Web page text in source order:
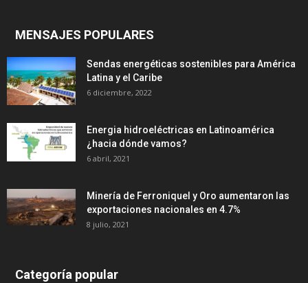
MENSAJES POPULARES
Sendas energéticas sostenibles para América
Latina y el Caribe
6 diciembre, 2022
Energia hidroeléctricas en Latinoamérica
¿hacia dónde vamos?
6 abril, 2021
Minería de Ferroniquel y Oro aumentaron las
exportaciones nacionales en 4.7%
8 julio, 2021
Categoría popular